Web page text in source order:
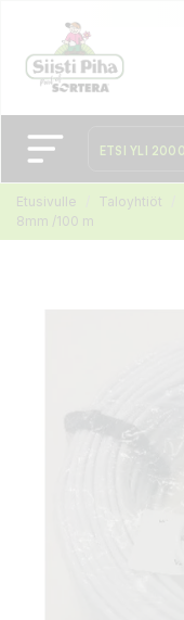
Etusivulle Taloyhtiöt
8mm /100 m